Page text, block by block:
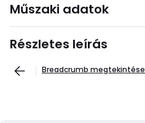
Műszaki adatok
Részletes leírás
Breadcrumb megtekintése